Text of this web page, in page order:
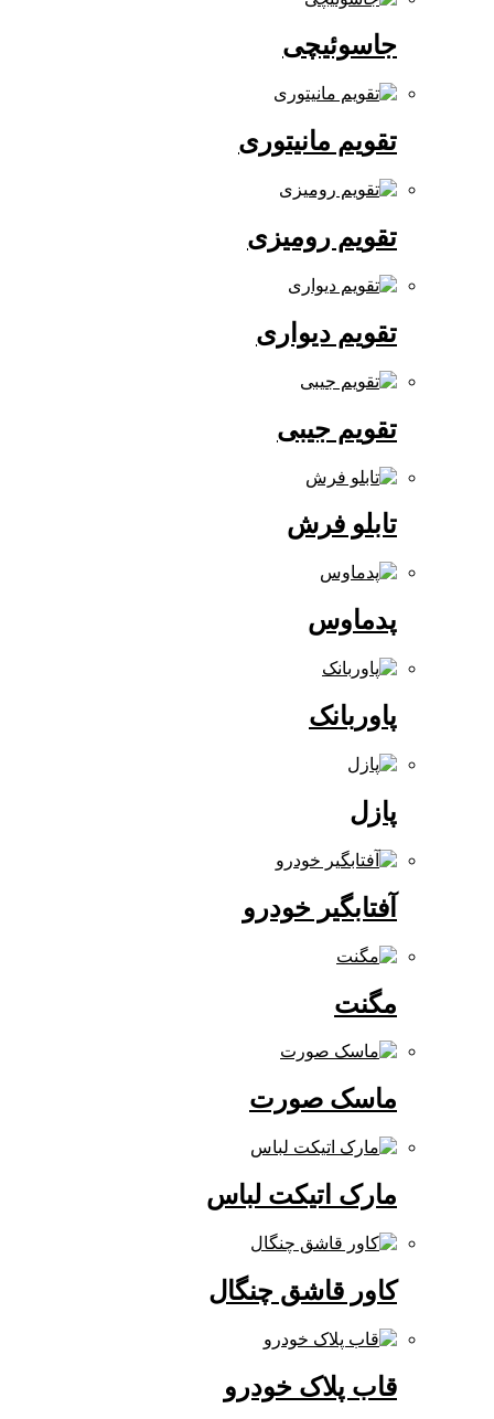
جاسوئیچی
تقویم مانیتوری
تقویم رومیزی
تقویم دیواری
تقویم جیبی
تابلو فرش
آفتابگیر خودرو
ماسک صورت
مارک اتیکت لباس
کاور قاشق چنگال
قاب پلاک خودرو